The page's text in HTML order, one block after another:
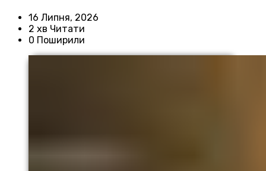
16 Липня, 2026
2 хв Читати
0 Поширили